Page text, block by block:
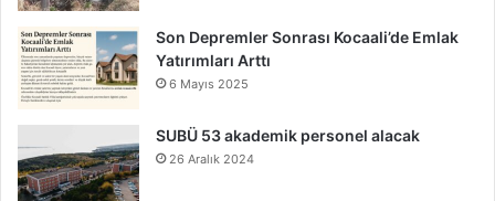
Son Depremler Sonrası Kocaali’de Emlak
Yatırımları Arttı
6 Mayıs 2025
SUBÜ 53 akademik personel alacak
26 Aralık 2024